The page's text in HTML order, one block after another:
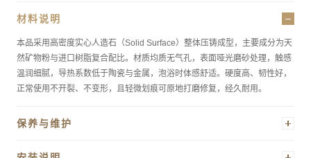
材料说明
本品采用高密度实心人造石（Solid Surface）整体压铸成型，主要成分为天
然矿物粉与进口树脂复合配比。材质均质无气孔，表面哑光磨砂处理，触感
温润细腻，导热系数低于陶瓷与金属，泡浴时体感舒适。硬度高、韧性好，
正常使用不开裂、不变形，且轻微划痕可原地打磨修复，经久耐用。
保养与维护